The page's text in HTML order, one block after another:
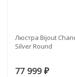
Люстра Bijout
Silver Round
77 999 ₽